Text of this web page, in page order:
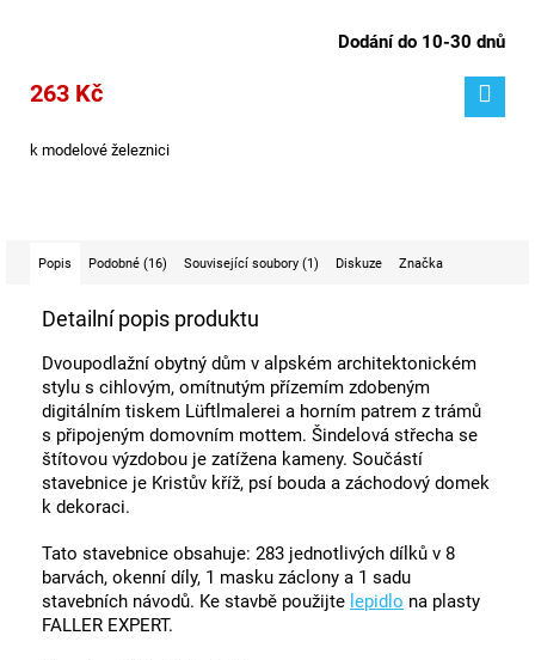
Dodání do 10-30 dnů
263 Kč
k modelové železnici
Popis Podobné (16) Související soubory (1) Diskuze Značka
Detailní popis produktu
Dvoupodlažní obytný dům v alpském architektonickém
stylu s cihlovým, omítnutým přízemím zdobeným
digitálním tiskem Lüftlmalerei a horním patrem z trámů
s připojeným domovním mottem. Šindelová střecha se
štítovou výzdobou je zatížena kameny. Součástí
stavebnice je Kristův kříž, psí bouda a záchodový domek
k dekoraci.
Tato stavebnice obsahuje: 283 jednotlivých dílků v 8
barvách, okenní díly, 1 masku záclony a 1 sadu
stavebních návodů. Ke stavbě použijte lepidlo na plasty
FALLER EXPERT.